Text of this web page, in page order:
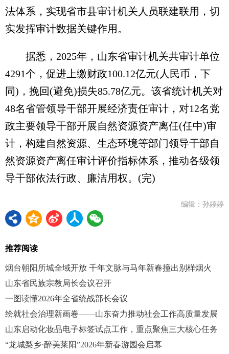
法体系，实现省市县审计机关人员联建联用，切
实发挥审计数据关键作用。
据悉，2025年，山东省审计机关共审计单位
4291个，促进上缴财政100.12亿元(人民币，下
同)，挽回(避免)损失85.78亿元。该省统计机关对
48名省管领导干部开展经济责任审计，对12名党
政主要领导干部开展自然资源资产离任(任中)审
计，构建自然资源、生态环境等部门领导干部自
然资源资产离任审计评价指标体系，推动各级领
导干部依法行政、廉洁用权。(完)
编辑：孙婷婷
推荐阅读
烟台朝阳所城全域开放 千年文脉与马年新春撞出别样烟火
山东省民族宗教局长会议召开
一图读懂2026年全省统战部长会议
绘就社会治理新画卷——山东奋力推动社会工作高质量发展
山东启动化妆品电子标签试点工作，重点聚焦三大核心任务
“龙城梨乡·醉美莱阳”2026年新春游园会启幕